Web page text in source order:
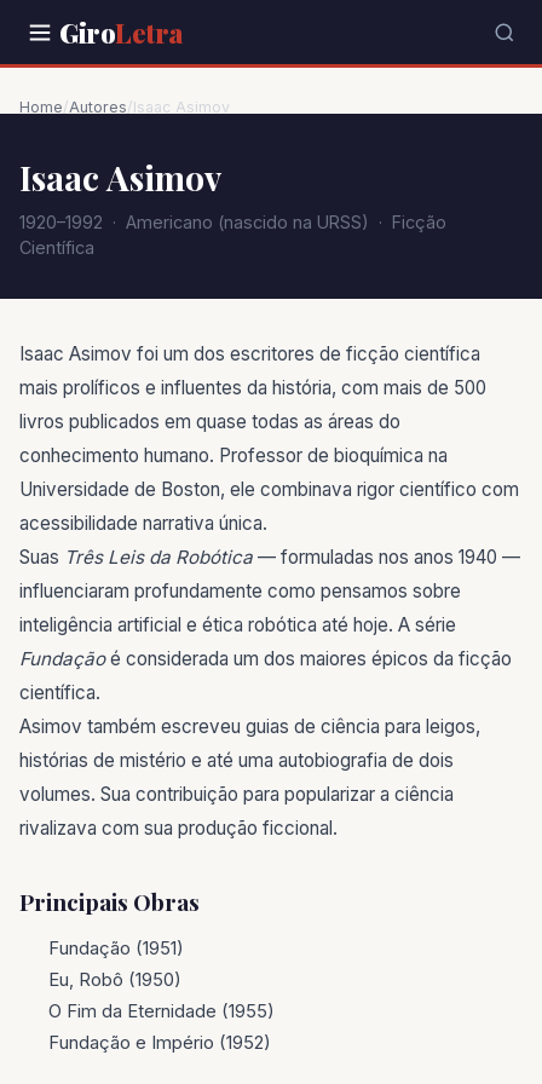
GiroLetra
Home/Autores/Isaac Asimov
Isaac Asimov
1920–1992 · Americano (nascido na URSS) · Ficção
Científica
Isaac Asimov foi um dos escritores de ficção científica
mais prolíficos e influentes da história, com mais de 500
livros publicados em quase todas as áreas do
conhecimento humano. Professor de bioquímica na
Universidade de Boston, ele combinava rigor científico com
acessibilidade narrativa única.
Suas Três Leis da Robótica — formuladas nos anos 1940 —
influenciaram profundamente como pensamos sobre
inteligência artificial e ética robótica até hoje. A série
Fundaçãoé considerada um dos maiores épicos da ficção
científica.
Asimov também escreveu guias de ciência para leigos,
histórias de mistério e até uma autobiografia de dois
volumes. Sua contribuição para popularizar a ciência
rivalizava com sua produção ficcional.
Principais Obras
Fundação (1951)
Eu, Robô (1950)
O Fim da Eternidade (1955)
Fundação e Império (1952)